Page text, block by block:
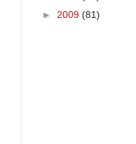
► 2009 (81)